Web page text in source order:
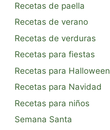
Recetas de paella
Recetas de verano
Recetas de verduras
Recetas para fiestas
Recetas para Halloween
Recetas para Navidad
Recetas para niños
Semana Santa